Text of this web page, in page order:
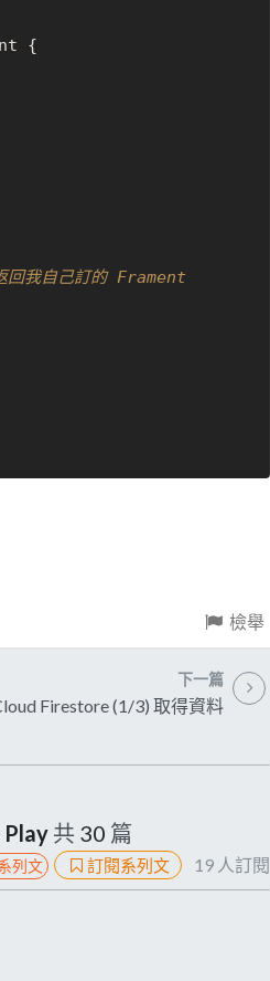
{
我自己訂的 Frament
檢舉
下一篇
Firestore (1/3) 取得資料
Play 共 30 篇
列文 訂閱系列文 19 人訂閱